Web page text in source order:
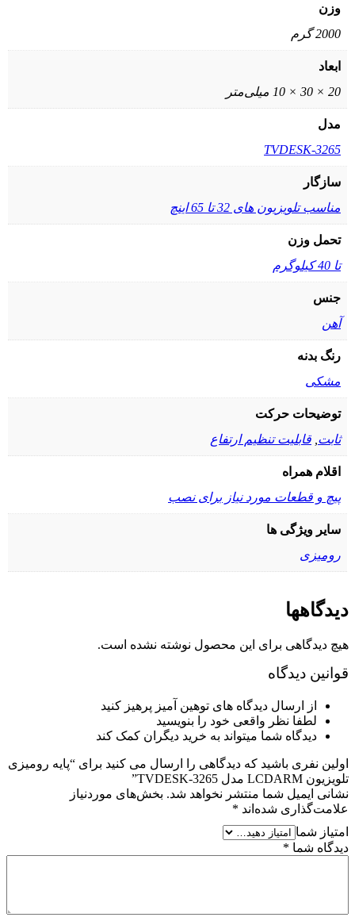
وزن
2000 گرم
ابعاد
20 × 30 × 10 میلی‌متر
مدل
TVDESK-3265
سازگار
مناسب تلویزیون های 32 تا 65 اینچ
تحمل وزن
تا 40 کیلوگرم
جنس
آهن
رنگ بدنه
مشکی
توضیحات حرکت
ثابت قابلیت تنظیم ارتفاع
اقلام همراه
پیچ و قطعات مورد نیاز برای نصب
سایر ویژگی ها
رومیزی
دیدگاهها
هیچ دیدگاهی برای این محصول نوشته نشده است.
قوانین دیدگاه
از ارسال دیدگاه های توهین آمیز پرهیز کنید
لطفا نظر واقعی خود را بنویسید
دیدگاه شما میتواند به خرید دیگران کمک کند
اولین نفری باشید که دیدگاهی را ارسال می کنید برای “پایه رومیزی
تلویزیون LCDARM مدل TVDESK-3265”
نشانی ایمیل شما منتشر نخواهد شد. بخش‌های موردنیاز
علامت‌گذاری شده‌اند *
امتیاز شما
دیدگاه شما *